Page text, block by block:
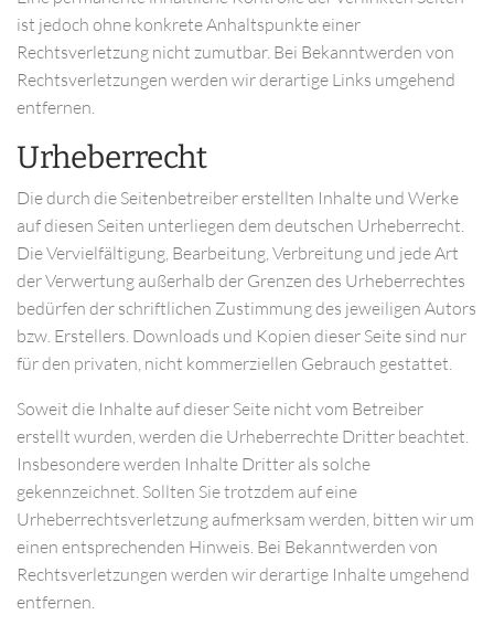
ist jedoch ohne konkrete Anhaltspunkte einer
Rechtsverletzung nicht zumutbar. Bei Bekanntwerden von
Rechtsverletzungen werden wir derartige Links umgehend
entfernen.
Urheberrecht
Die durch die Seitenbetreiber erstellten Inhalte und Werke
auf diesen Seiten unterliegen dem deutschen Urheberrecht.
Die Vervielfältigung, Bearbeitung, Verbreitung und jede Art
der Verwertung außerhalb der Grenzen des Urheberrechtes
bedürfen der schriftlichen Zustimmung des jeweiligen Autors
bzw. Erstellers. Downloads und Kopien dieser Seite sind nur
für den privaten, nicht kommerziellen Gebrauch gestattet.
Soweit die Inhalte auf dieser Seite nicht vom Betreiber
erstellt wurden, werden die Urheberrechte Dritter beachtet.
Insbesondere werden Inhalte Dritter als solche
gekennzeichnet. Sollten Sie trotzdem auf eine
Urheberrechtsverletzung aufmerksam werden, bitten wir um
einen entsprechenden Hinweis. Bei Bekanntwerden von
Rechtsverletzungen werden wir derartige Inhalte umgehend
entfernen.